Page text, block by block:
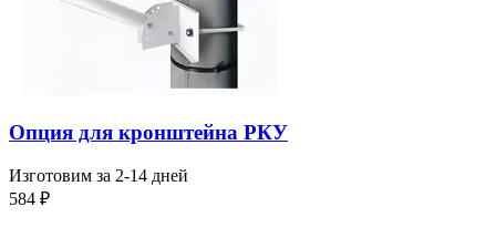
Опция для кронштейна РКУ
Изготовим за 2-14 дней
584 ₽